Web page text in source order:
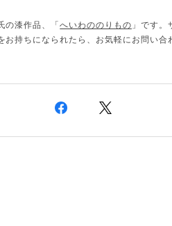
の漆作品、「へいわののりもの 」です。
お持ちになられたら、お気軽にお問い合